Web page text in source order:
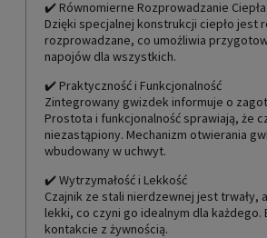
✔️ Równomierne Rozprowadzanie Ciepła
Dzięki specjalnej konstrukcji ciepło jest
rozprowadzane, co umożliwia
napojów dla wszystkich.
✔️ Praktyczność i Funkcjonalność
Zintegrowany gwizdek informuje o
Prostota i funkcjonalność sprawiają, że
niezastąpiony. Mechanizm otwierania
wbudowany w uchwyt.
✔️ Wytrzymałość i Lekkość
Czajnik ze stali nierdzewnej jest trwały,
lekki, co czyni go idealnym dla każdego.
kontakcie z żywnością.